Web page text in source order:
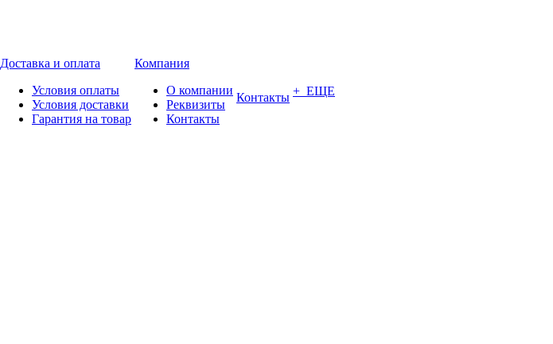
Доставка и оплата
Условия оплаты
Условия доставки
Гарантия на товар
Компания
О компании
Реквизиты
Контакты
Контакты + ЕЩЕ